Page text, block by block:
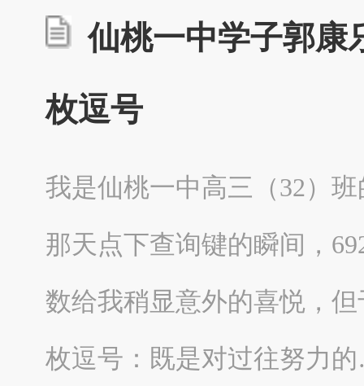
仙桃一中学子郭康
枚逗号
我是仙桃一中高三（32）
那天点下查询键的瞬间，
数给我稍显意外的喜悦，
枚逗号：既是对过往努力